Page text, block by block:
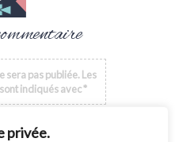
privée.
sera pas publiée. Les
indiqués avec*